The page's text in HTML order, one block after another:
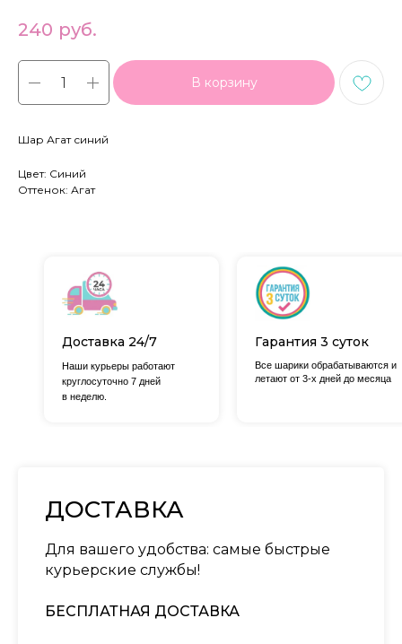
240 руб.
В корзину
Шар Агат синий
Цвет: Синий
Оттенок: Агат
Доставка 24/7
Все шарики обрабатываются и
летают от 3-х дней до месяца
Наши курьеры работают
круглосуточно 7 дней
в неделю.
Гарантия 3 суток
ДОСТАВКА
Для вашего удобства: самые быстрые
курьерские службы!
БЕСПЛАТНАЯ ДОСТАВКА